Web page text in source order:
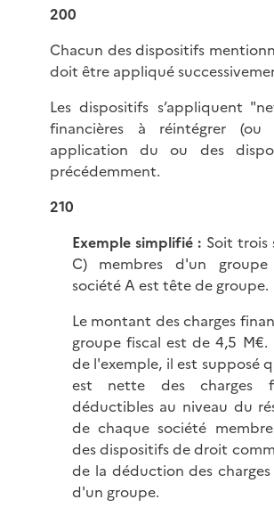
200
Chacun des dispositifs
doit être appliqué
Les dispositifs s’appliquent
financières à réintégrer
application du ou des
précédemment.
210
Exemple simplifié : Soit trois
C) membres d'un
société A est tête de groupe.
Le montant des charges
groupe fiscal est de 4,5 M€.
de l'exemple, il est supposé
est nette des charges
déductibles au niveau du
de chaque société
des dispositifs de droit
de la déduction des
d'un groupe.